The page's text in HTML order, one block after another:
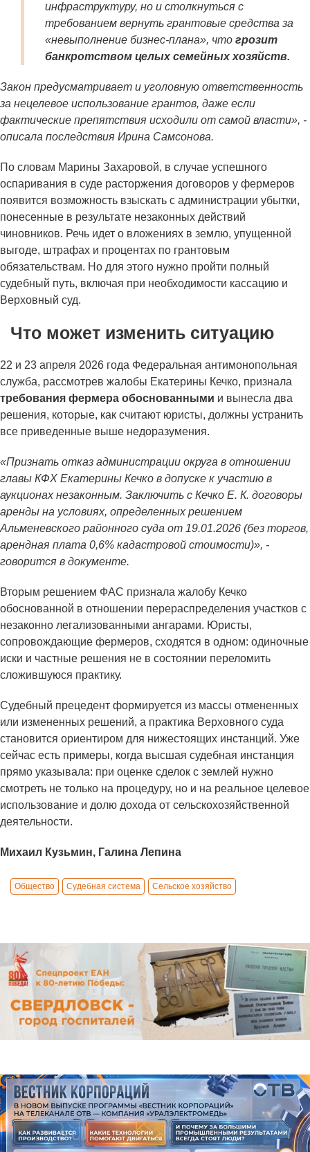
инфраструктуру, но и столкнуться с
требованием вернуть грантовые средства за
«невыполнение бизнес‑плана», что грозит
банкротством целых семейных хозяйств.
Закон предусматривает и уголовную ответственность
за нецелевое использование грантов, даже если
фактические препятствия исходили от самой власти», -
описала последствия Ирина Самсонова.
По словам Марины Захаровой, в случае успешного
оспаривания в суде расторжения договоров у фермеров
появится возможность взыскать с администрации убытки,
понесенные в результате незаконных действий
чиновников. Речь идет о вложениях в землю, упущенной
выгоде, штрафах и процентах по грантовым
обязательствам. Но для этого нужно пройти полный
судебный путь, включая при необходимости кассацию и
Верховный суд.
Что может изменить ситуацию
22 и 23 апреля 2026 года Федеральная антимонопольная
служба, рассмотрев жалобы Екатерины Кечко, признала
требования фермера обоснованными и вынесла два
решения, которые, как считают юристы, должны устранить
все приведенные выше недоразумения.
«Признать отказ администрации округа в отношении
главы КФХ Екатерины Кечко в допуске к участию в
аукционах незаконным. Заключить с Кечко Е. К. договоры
аренды на условиях, определенных решением
Альменевского районного суда от 19.01.2026 (без торгов,
арендная плата 0,6% кадастровой стоимости)», -
говорится в документе.
Вторым решением ФАС признала жалобу Кечко
обоснованной в отношении перераспределения участков с
незаконно легализованными ангарами. Юристы,
сопровождающие фермеров, сходятся в одном: одиночные
иски и частные решения не в состоянии переломить
сложившуюся практику.
Судебный прецедент формируется из массы отмененных
или измененных решений, а практика Верховного суда
становится ориентиром для нижестоящих инстанций. Уже
сейчас есть примеры, когда высшая судебная инстанция
прямо указывала: при оценке сделок с землей нужно
смотреть не только на процедуру, но и на реальное целевое
использование и долю дохода от сельскохозяйственной
деятельности.
Михаил Кузьмин, Галина Лепина
Общество Судебная система Сельское хозяйство